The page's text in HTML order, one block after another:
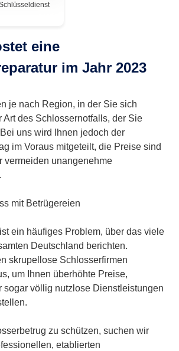
eine
im Jahr 2023
je nach Region, in der Sie sich
Art des Schlossernotfalls, der Sie
uns wird Ihnen jedoch der
im Voraus mitgeteilt, die Preise sind
vermeiden unangenehme
mit Betrügereien
ein häufiges Problem, über das viele
Deutschland berichten.
skrupellose Schlosserfirmen
um Ihnen überhöhte Preise,
sogar völlig nutzlose Dienstleistungen
zu schützen, suchen wir
etablierten